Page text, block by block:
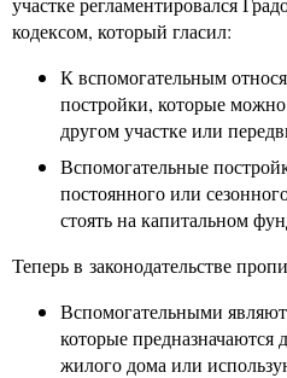
кодексом, который гласил:
К вспомогательным
постройки, которые можно
другом участке или
Вспомогательные
постоянного или
стоять на капитальном
Теперь в законодательстве
Вспомогательными
которые предназначаются
жилого дома или